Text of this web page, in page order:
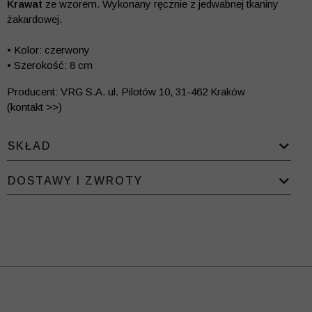
Krawat ze wzorem. Wykonany ręcznie z jedwabnej tkaniny
żakardowej.
• Kolor: czerwony
• Szerokość: 8 cm
Producent: VRG S.A. ul. Pilotów 10, 31-462 Kraków
(kontakt >>)
SKŁAD
DOSTAWY I ZWROTY